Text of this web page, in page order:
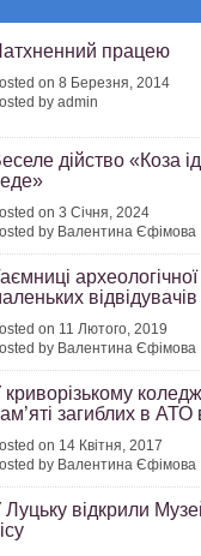
працею
on 8 Березня, 2014
by admin
дійство «Коза
on 3 Січня, 2024
by Валентина Єфімова
відвідувачів
on 11 Лютого, 2019
by Валентина Єфімова
криворізькому
загиблих в АТО
on 14 Квітня, 2017
by Валентина Єфімова
Луцьку відкрили